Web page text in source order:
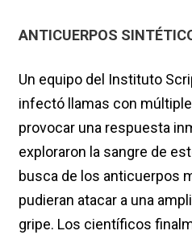
ANTICUERPOS
Un equipo del Instituto
infectó llamas con
provocar una respuesta
exploraron la sangre de
busca de los anticuerpos
pudieran atacar a una
gripe. Los científicos